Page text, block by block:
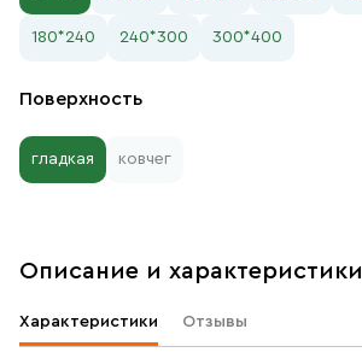
180*240 240*300 300*400
Поверхность
гладкая ковчег
Описание и характеристики
Характеристики Отзывы